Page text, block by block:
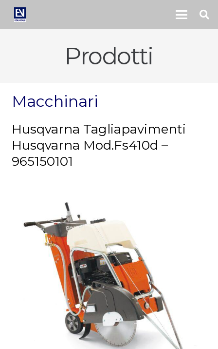
Prodotti
Macchinari
Husqvarna Tagliapavimenti
Husqvarna Mod.Fs410d –
965150101